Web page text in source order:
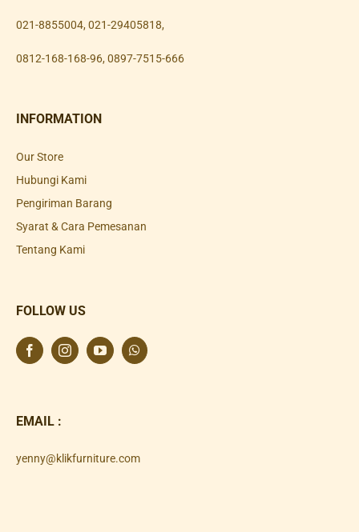
021-8855004, 021-29405818,
0812-168-168-96, 0897-7515-666
INFORMATION
Our Store
Hubungi Kami
Pengiriman Barang
Syarat & Cara Pemesanan
Tentang Kami
FOLLOW US
EMAIL :
yenny@klikfurniture.com